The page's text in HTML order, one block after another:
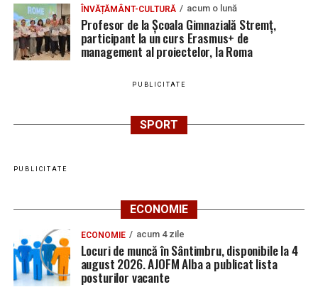
ÎNVĂȚĂMÂNT-CULTURĂ acum o lună
Profesor de la Școala Gimnazială Stremț,
participant la un curs Erasmus+ de
management al proiectelor, la Roma
PUBLICITATE
SPORT
PUBLICITATE
ECONOMIE
ECONOMIE acum 4 zile
Locuri de muncă în Sântimbru, disponibile la 4
august 2026. AJOFM Alba a publicat lista
posturilor vacante